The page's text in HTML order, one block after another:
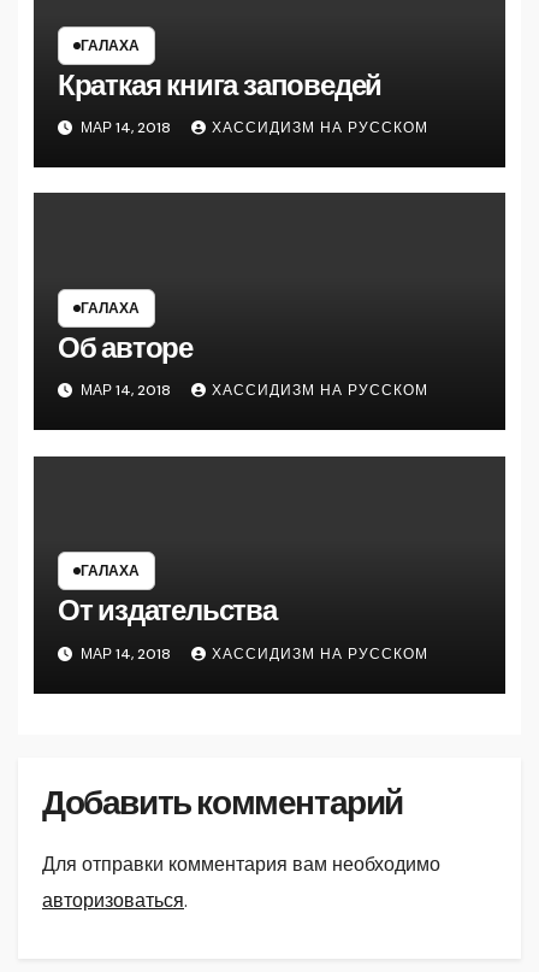
ГАЛАХА
Краткая книга заповедей
МАР 14, 2018 ХАССИДИЗМ НА РУССКОМ
ГАЛАХА
Об авторе
МАР 14, 2018 ХАССИДИЗМ НА РУССКОМ
ГАЛАХА
От издательства
МАР 14, 2018 ХАССИДИЗМ НА РУССКОМ
Добавить комментарий
Для отправки комментария вам необходимо
авторизоваться.